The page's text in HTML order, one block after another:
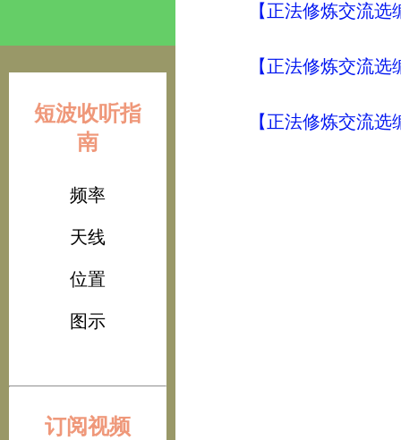
短波收听指
南
频率
天线
位置
图示
订阅视频
【正法修炼交流
【正法修炼交流
【正法修炼交流